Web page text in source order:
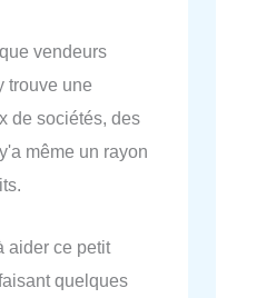
vendeurs
trouve une
de sociétés, des
même un rayon
aider ce petit
quelques